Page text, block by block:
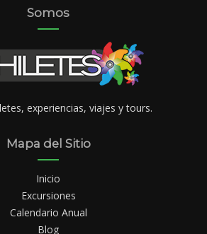
Somos
experiencias, viajes y tours.
Mapa del Sitio
Inicio
Excursiones
Calendario Anual
Blog